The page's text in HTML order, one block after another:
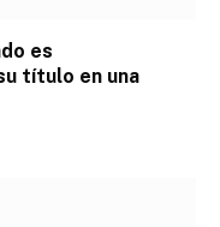
es
título en una